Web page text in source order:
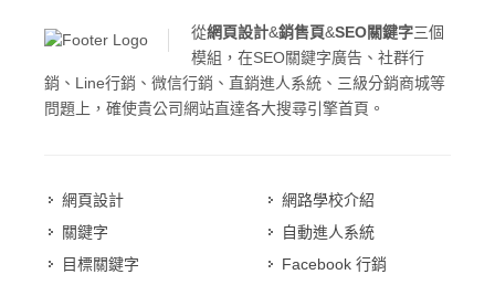
從網頁設計&銷售頁&SEO關鍵字三個
模組，在SEO關鍵字廣告、社群行
銷、Line行銷、微信行銷、直銷進人系統、三級分銷商城等
問題上，確使貴公司網站直達各大搜尋引擎首頁。
網頁設計
關鍵字
目標關鍵字
網路學校介紹
自動進人系統
Facebook 行銷